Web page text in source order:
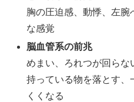
胸の圧迫感、動悸、左腕
な感覚
脳血管系の前兆
めまい、ろれつが回らな
持っている物を落とす、
くくなる